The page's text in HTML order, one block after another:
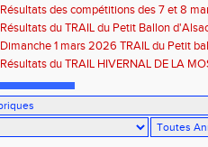
Résultats des compétitions des 7 et 8
Résultats du TRAIL du Petit Ballon
Rouffach-68
Dimanche 1 mars 2026 TRAIL du Petit
ROUFFACH 68
Résultats du TRAIL HIVERNAL DE LA